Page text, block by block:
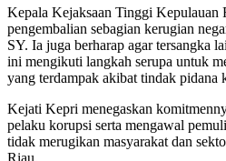
Kepala Kejaksaan Tinggi Kepulauan
pengembalian sebagian kerugian
SY. Ia juga berharap agar tersangka
ini mengikuti langkah serupa untuk
yang terdampak akibat tindak pidana
Kejati Kepri menegaskan
pelaku korupsi serta mengawal
tidak merugikan masyarakat dan
Riau.